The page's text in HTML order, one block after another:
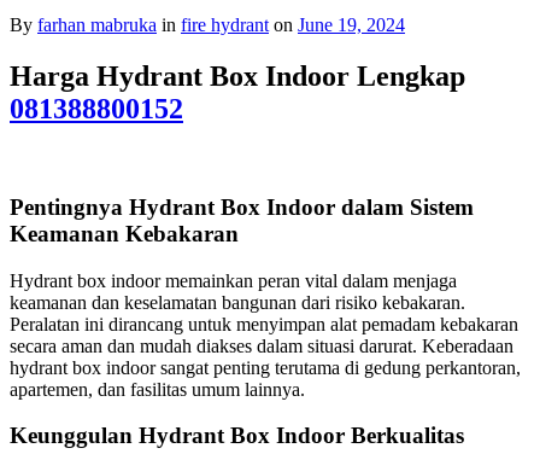
By farhan mabruka in fire hydrant on June 19, 2024
Harga Hydrant Box Indoor Lengkap
081388800152
Pentingnya Hydrant Box Indoor dalam Sistem
Keamanan Kebakaran
Hydrant box indoor memainkan peran vital dalam menjaga
keamanan dan keselamatan bangunan dari risiko kebakaran.
Peralatan ini dirancang untuk menyimpan alat pemadam kebakaran
secara aman dan mudah diakses dalam situasi darurat. Keberadaan
hydrant box indoor sangat penting terutama di gedung perkantoran,
apartemen, dan fasilitas umum lainnya.
Keunggulan Hydrant Box Indoor Berkualitas